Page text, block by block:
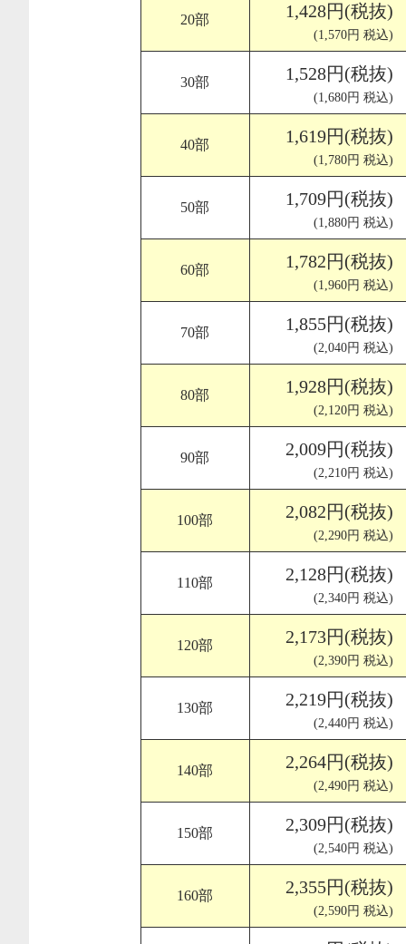
20部 1,428円(税抜)
(1,570円 税込)
30部 1,528円(税抜)
(1,680円 税込)
40部 1,619円(税抜)
(1,780円 税込)
50部 1,709円(税抜)
(1,880円 税込)
60部 1,782円(税抜)
(1,960円 税込)
70部 1,855円(税抜)
(2,040円 税込)
80部 1,928円(税抜)
(2,120円 税込)
90部 2,009円(税抜)
(2,210円 税込)
100部 2,082円(税抜)
(2,290円 税込)
110部 2,128円(税抜)
(2,340円 税込)
120部 2,173円(税抜)
(2,390円 税込)
130部 2,219円(税抜)
(2,440円 税込)
140部 2,264円(税抜)
(2,490円 税込)
150部 2,309円(税抜)
(2,540円 税込)
160部 2,355円(税抜)
(2,590円 税込)